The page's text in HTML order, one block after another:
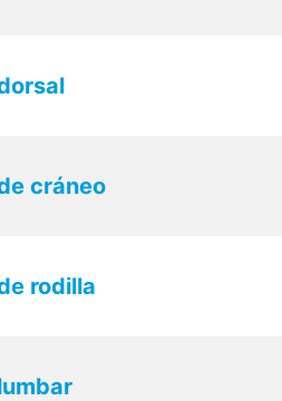
cráneo
rodilla